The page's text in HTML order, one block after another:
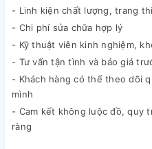
- Linh kiện chất lượng, trang
- Chi phí sửa chữa hợp lý
- Kỹ thuật viên kinh nghiệm,
- Tư vấn tận tình và báo giá
- Khách hàng có thể theo dõi
mình
- Cam kết không luộc đồ, quy
ràng